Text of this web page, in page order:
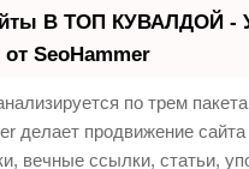
В ТОП КУВАЛДОЙ -
SeoHammer
по трем
делает продвижение
вечные ссылки, статьи,